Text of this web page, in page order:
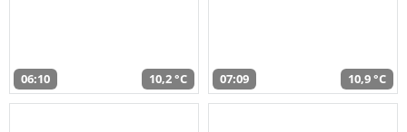
06:10 10,2 °C 07:09 10,9 °C